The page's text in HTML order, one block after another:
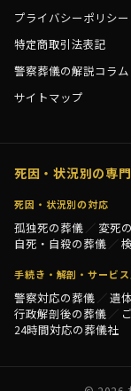
プライバシーポリシー
特定商取引法表記
警察葬儀の解説コラム
サイトマップ
死因・状況別の専
死因・状況別の対応
孤独死の葬儀 変死
自死・自殺の葬儀
手続き・解剖・サービ
警察対応の葬儀 遺
行政解剖後の葬儀
24時間対応の葬儀社